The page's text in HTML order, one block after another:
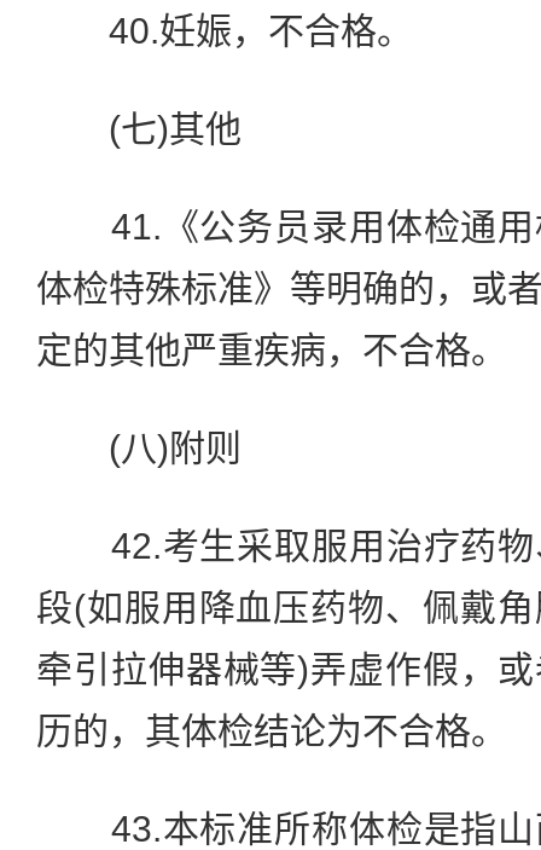
40.妊娠，不合格。
(七)其他
41.《公务员录用体检通用
体检特殊标准》等明确的，或
定的其他严重疾病，不合格。
(八)附则
42.考生采取服用治疗药物
段(如服用降血压药物、佩戴
牵引拉伸器械等)弄虚作假，
历的，其体检结论为不合格。
43.本标准所称体检是指山